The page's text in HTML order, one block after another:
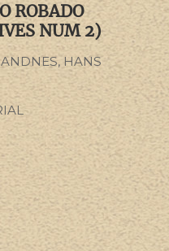
ROBADO
NUM 2)
HANS